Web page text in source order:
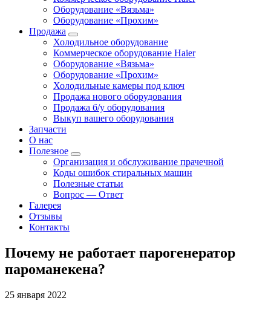
Оборудование «Вязьма»
Оборудование «Прохим»
Продажа
Холодильное оборудование
Коммерческое оборудование Haier
Оборудование «Вязьма»
Оборудование «Прохим»
Холодильные камеры под ключ
Продажа нового оборудования
Продажа б/у оборудования
Выкуп вашего оборудования
Запчасти
О нас
Полезное
Организация и обслуживание прачечной
Коды ошибок стиральных машин
Полезные статьи
Вопрос — Ответ
Галерея
Отзывы
Контакты
Почему не работает парогенератор
пароманекена?
25 января 2022